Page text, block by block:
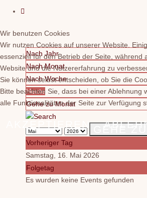
Nach Jahr
Nach Monat
Nach Woche
Heute
Gehe zu Monat
Vorheriger Tag
Samstag, 16. Mai 2026
Folgetag
Es wurden keine Events gefunden
Wir benutzen Cookies
Wir nutzen Cookies auf unserer Website.
essenziell für den Betrieb der Seite, während
Website und die Nutzererfahrung zu
Sie können selbst entscheiden, ob Sie die
Bitte beachten Sie, dass bei einer Ablehnung
alle Funktionalitäten der Seite zur Verfügung
AKZEPTIEREN